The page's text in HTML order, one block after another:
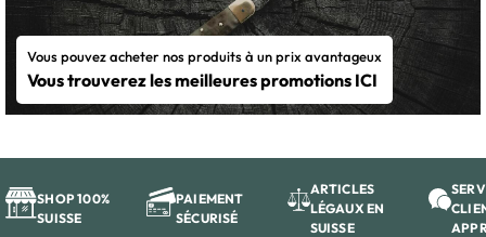
Vous pouvez acheter nos produits à un prix avantageux
Vous trouverez les meilleures promotions ICI
SHOP 100%
SUISSE
PAIEMENT
SÉCURISÉ
ARTICLES
LÉGAUX EN
SUISSE